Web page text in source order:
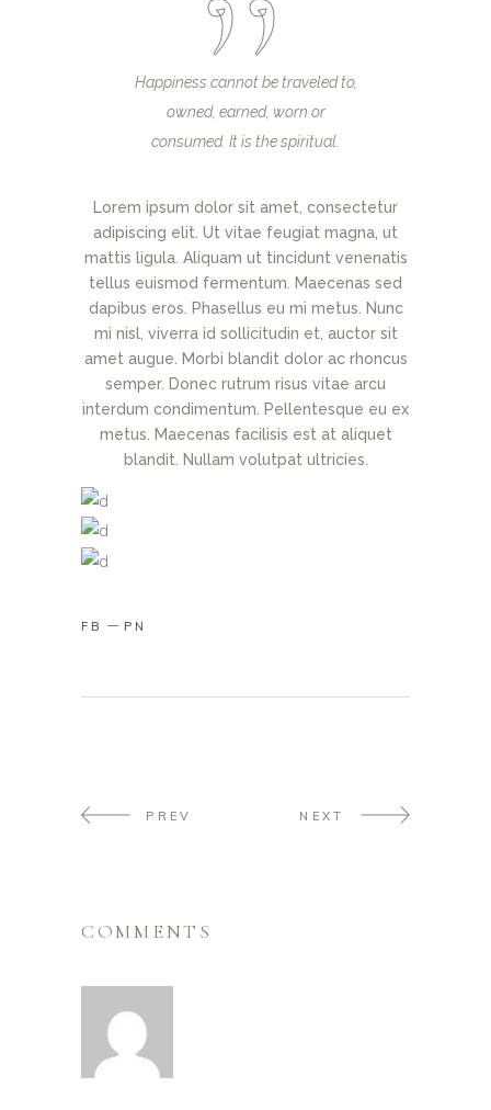
Happiness cannot be traveled to,
owned, earned, worn or
consumed. It is the spiritual.
Lorem ipsum dolor sit amet, consectetur
adipiscing elit. Ut vitae feugiat magna, ut
mattis ligula. Aliquam ut tincidunt venenatis
tellus euismod fermentum. Maecenas sed
dapibus eros. Phasellus eu mi metus. Nunc
mi nisl, viverra id sollicitudin et, auctor sit
amet augue. Morbi blandit dolor ac rhoncus
semper. Donec rutrum risus vitae arcu
interdum condimentum. Pellentesque eu ex
metus. Maecenas facilisis est at aliquet
blandit. Nullam volutpat ultricies.
FB PN
PREV NEXT
COMMENTS